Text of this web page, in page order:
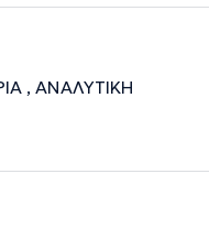
, ΑΝΑΛΥΤΙΚΗ